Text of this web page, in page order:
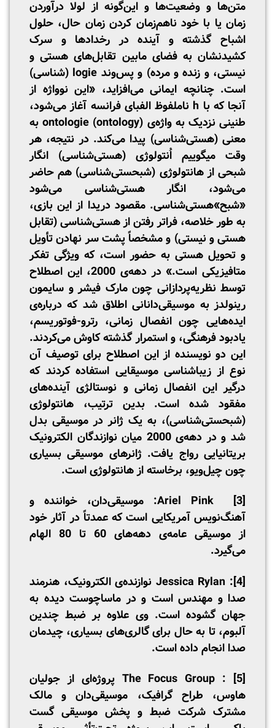
متن‌ها و وضعیت‌ها و این‌گونه از لولا درآوردن
زمان یا با خود ناهم‌زمان کردن زمان حال، حلول
اشباح گذشته و آینده در رخدادها و سرک
کشیدنشان به فضای مابین تقابل‌های هستی و
نیستی، و زنده و مرده) و پس‌وند logie (شناسی)
است. چنانچه ایمانی می‌افزاید، «این نوواژه از
آنجا که با h ناملفوظ الفبای فرانسه آغاز می‌شود،
طنینی نزدیک به واژه‌ی ontologie (ontology) به
معنی (هستی‌شناسی) پیدا می‌کند. در نتیجه، هر
وقت میگوییم اُنتولوژی (هستی‌شناسی) انگار
شبحی از هانتولوژی (شبحستی‌شناسی) هم حاضر
می‌شود، انگار هستی‌شناسی می‌شود
«شبح»هستی‌شناسی. مقصود دریدا از این بازی،
به طور خلاصه، فراتر رفتن از هستی‌شناسی (تقابل
هستی و نیستی) و مشخصاً پشت سر نهادن تأویل
و تحویل هستی به حضور است، که ویژگی تفکر
متافیزیکی است.» در دهه‌ی 2000، این اصطلاح
توسط نظریه‌پردازانی چون مارک فیشر و سایمون
رینولدز به موسیقی‌دانانی اطلاق شد که درباره‌ی
ایده‌هایی چون انفصال زمانی، رترو-فوتوریسم،
یادبود فرهنگی، و استمرار گذشته کاوش می‌کردند.
این دو نویسنده از این اصطلاح برای توصیف آن
نوع از زیباشناسی موسیقایی استفاده کردند که
درگیر این انفصال زمانی و نوستالژی آینده‌های
مفقود شده است. بدین ترتیب، هانتولوژی
(شبحستی‌شناسی)، به یک ژانر در موسیقی بدل
شد و در دهه‌ی 2000 میان نوازندگان الکترونیک
بریتانیایی رواج یافت. ژانرهای موسیقی بسیاری
چون چیل‌ویو، برخاسته از هانتولوژی است.
[3]
Ariel Pink: موسیقی‌دان، خواننده و
آهنگ‌نویس آمریکایی است که عمدتاً در آثار خود
از موسیقی عامه‌ی دهه‌های 60 تا 80 الهام
می‌گیرد.
[4]
: Jessica Rylan نوازنده‌ی الکترونیک، هنرمند
صدا و مهندس است و در ماساچوست دیده به
جهان گشوده است. وی علاوه بر ضبط چندین
آلبوم، تا به حال برای گالری‌های بسیاری، چیدمان
صدا انجام داده است.
[5]
: The Focus Group پروژه‌ای از جولیان
هاوس، طراح گرافیک، موسیقی‌دان و مالک
مشترک شرکت ضبط و پخش موسیقی گست